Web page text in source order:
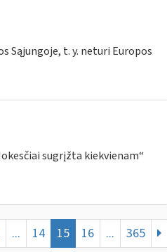
Sąjungoje, t. y. neturi Europos
sugrįžta kiekvienam“
... 14 15 16 ... 365